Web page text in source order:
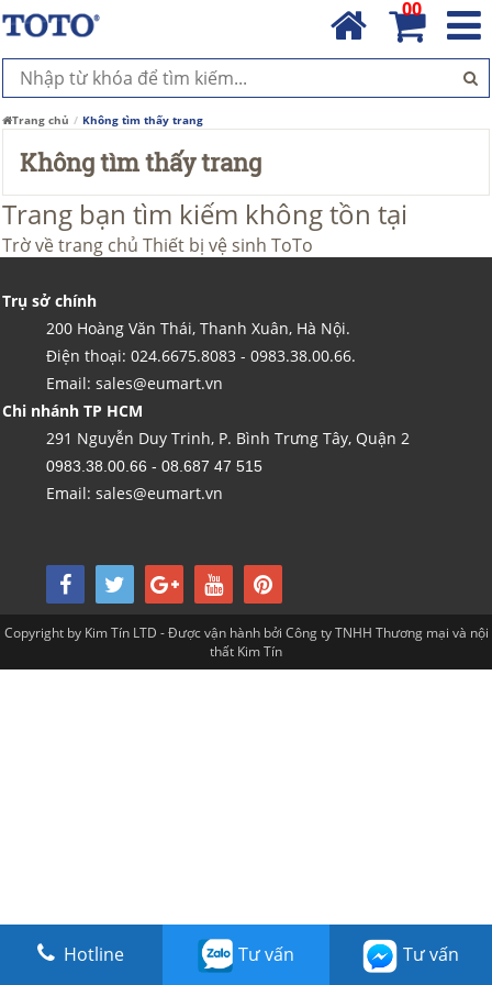
00
Trang chủ Không tìm thấy trang
Không tìm thấy trang
Trang bạn tìm kiếm không tồn tại
Trờ về trang chủ Thiết bị vệ sinh ToTo
Trụ sở chính
200 Hoàng Văn Thái, Thanh Xuân, Hà Nội.
Điện thoại: 024.6675.8083 - 0983.38.00.66.
Email: sales@eumart.vn
Chi nhánh TP HCM
291 Nguyễn Duy Trinh, P. Bình Trưng Tây, Quận 2
0983.38.00.66 - 08.687 47 515
Email: sales@eumart.vn
Hotline Tư vấn Tư vấn
Copyright by Kim Tín LTD - Được vận hành bởi Công ty TNHH Thương mại và nội
thất Kim Tín